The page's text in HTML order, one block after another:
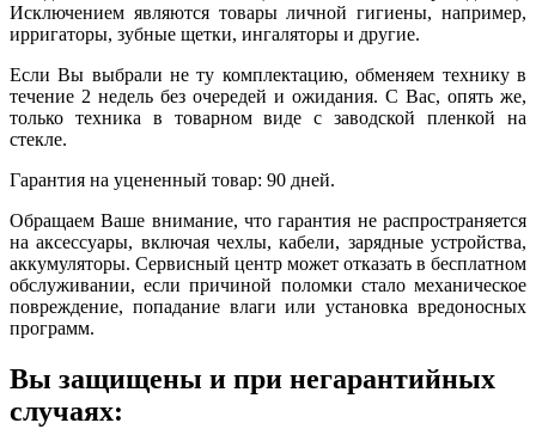
Исключением являются товары личной гигиены, например,
ирригаторы, зубные щетки, ингаляторы и другие.
Если Вы выбрали не ту комплектацию, обменяем технику в
течение 2 недель без очередей и ожидания. С Вас, опять же,
только техника в товарном виде с заводской пленкой на
стекле.
Гарантия на уцененный товар: 90 дней.
Обращаем Ваше внимание, что гарантия не распространяется
на аксессуары, включая чехлы, кабели, зарядные устройства,
аккумуляторы. Сервисный центр может отказать в бесплатном
обслуживании, если причиной поломки стало механическое
повреждение, попадание влаги или установка вредоносных
программ.
Вы защищены и при негарантийных
случаях: